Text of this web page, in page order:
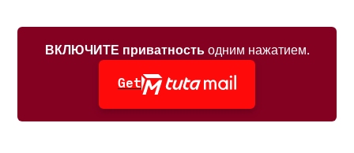
ВКЛЮЧИТЕ приватностьодним нажатием.
Get